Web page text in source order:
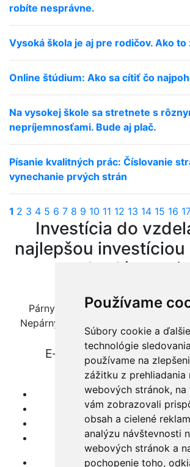
Používame
Súbory cookie a ďalšie
technológie sledovania
používame na
zážitku z prehliadania
webových stránok, na
vám zobrazovali
obsah a cielené
analýzu návštevnosti
webových stránok a
pochopenie toho,
robíte nesprávne.
Vysoká škola je aj pre rodičov. Ako
Online štúdium: Ako sa cítiť čo
Na vysokej škole sa stretnete s
nepríjemnosťami. Bude aj plač.
Písanie kvalitných prác: Číslovanie
vynechanie prvých strán
1 2 3 4 5 6 7 8 9 10 11 12 13 14 15 16
Investícia do
najlepšou investíciou
budúcnosti.
Párny týždeň: UT až PI od 09.00
Nepárny týždeň: PO až ŠT od 09.00
E-mail:
O nás
Služby
FAQ
Cenník
Spolupráca